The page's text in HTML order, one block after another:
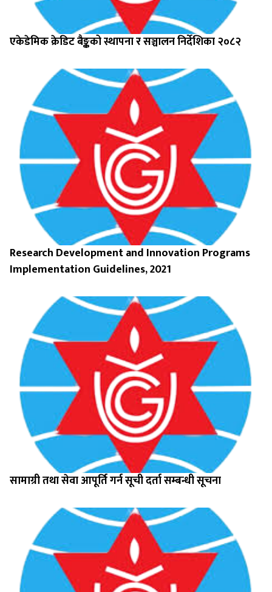
एकेडेमिक क्रेडिट बैङ्कको स्थापना र सञ्चालन निर्देशिका २०८२
Research Development and Innovation Programs
Implementation Guidelines, 2021
सामाग्री तथा सेवा आपूर्ति गर्न सूची दर्ता सम्बन्धी सूचना